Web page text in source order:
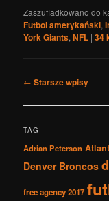
Zaszufladkowano do
Futbol amerykański,
York Giants,NFL |34
Nawigacja
wpisach
← Starsze wpisy
TAGI
Adrian Peterson
Denver Broncos
free agency 2017